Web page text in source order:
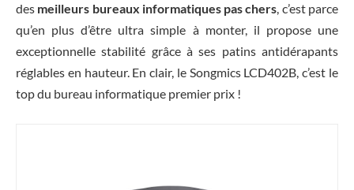
des meilleurs bureaux informatiques pas chers, c’est parce
qu’en plus d’être ultra simple à monter, il propose une
exceptionnelle stabilité grâce à ses patins antidérapants
réglables en hauteur. En clair, le Songmics LCD402B, c’est le
top du bureau informatique premier prix !